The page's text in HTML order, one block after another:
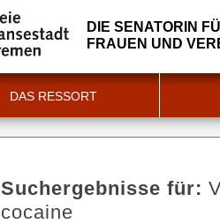
DIE SENATORIN
FRAUEN UND
DAS RESSORT
Suchergebnisse für:
cocaine